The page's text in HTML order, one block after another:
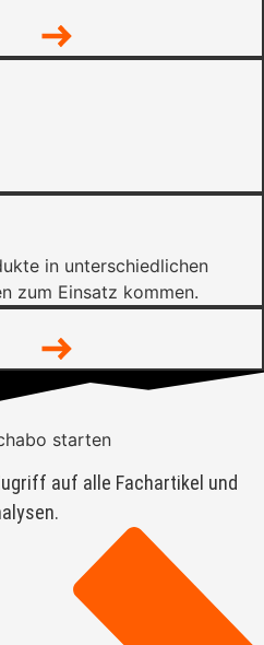
in unterschiedlichen
zum Einsatz kommen.
starten
auf alle Fachartikel und